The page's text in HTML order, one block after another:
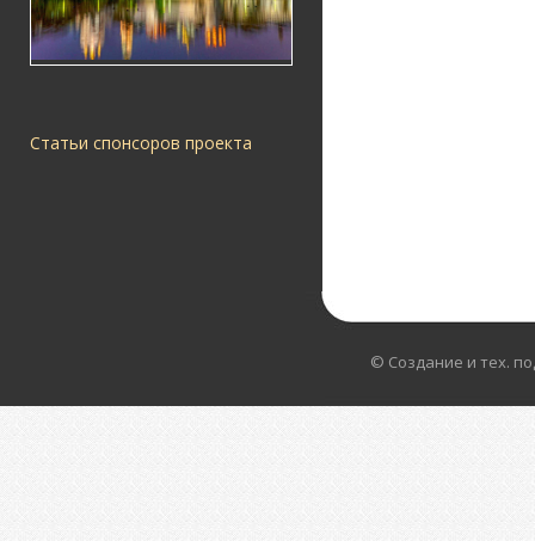
Статьи спонсоров проекта
© Создание и тех.